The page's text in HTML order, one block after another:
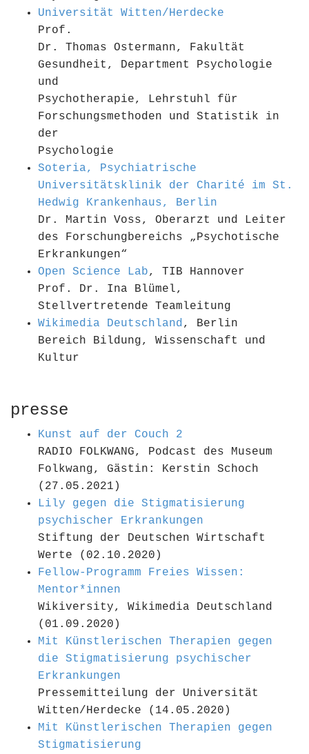
Universität Witten/Herdecke
Prof.
Dr. Thomas Ostermann, Fakultät
Gesundheit, Department Psychologie
und
Psychotherapie, Lehrstuhl für
Forschungsmethoden und Statistik in
der
Psychologie
Soteria, Psychiatrische
Universitätsklinik der Charité im St.
Hedwig Krankenhaus, Berlin
Dr. Martin Voss, Oberarzt und Leiter
des Forschungbereichs „Psychotische
Erkrankungen“
Open Science Lab, TIB Hannover
Prof. Dr. Ina Blümel,
Stellvertretende Teamleitung
Wikimedia Deutschland, Berlin
Bereich Bildung, Wissenschaft und
Kultur
presse
Kunst auf der Couch 2
RADIO FOLKWANG, Podcast des Museum
Folkwang, Gästin: Kerstin Schoch
(27.05.2021)
Lily gegen die Stigmatisierung
psychischer Erkrankungen
Stiftung der Deutschen Wirtschaft
Werte (02.10.2020)
Fellow-Programm Freies Wissen:
Mentor*innen
Wikiversity, Wikimedia Deutschland
(01.09.2020)
Mit Künstlerischen Therapien gegen
die Stigmatisierung psychischer
Erkrankungen
Pressemitteilung der Universität
Witten/Herdecke (14.05.2020)
Mit Künstlerischen Therapien gegen
Stigmatisierung